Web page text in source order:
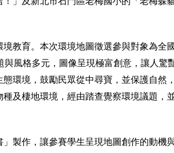
教育。本次環境地圖徵選參與對象為全
風格多元，圖像呈現極富創意，讓人驚
環境，鼓勵民眾從中尋寶，並保護自然
及棲地環境，經由踏查覺察環境議題，
製作，讓參賽學生呈現地圖創作的動機